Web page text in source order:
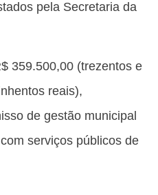
pela Secretaria da
359.500,00 (trezentos e
reais),
de gestão municipal
serviços públicos de